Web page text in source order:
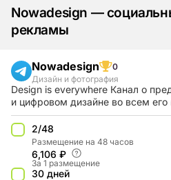
Nowadesign —
рекламы
Nowadesign
0
Дизайн и фотография
Design is everywhere Канал о
и цифровом дизайне во всем его
2/48
Размещение на 48 часов
6,106 ₽
За 1 размещение
30 дней